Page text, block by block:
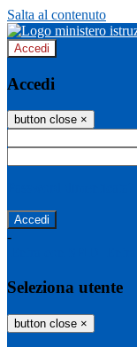
Salta al contenuto
Accedi
Accedi
button close ×
-
Seleziona utente
button close ×